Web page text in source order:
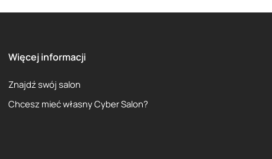
Więcej informacji
Znajdź swój salon
Chcesz mieć własny Cyber Salon?